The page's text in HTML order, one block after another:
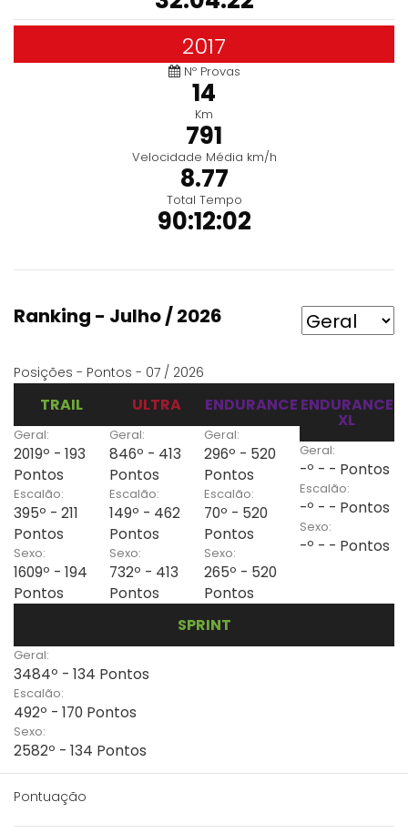
2017
Nº Provas
14
Km
791
Velocidade Média km/h
8.77
Total Tempo
90:12:02
Ranking - Julho / 2026
Posições - Pontos - 07 / 2026
TRAIL
Geral:
2019º - 193
Pontos
Escalão:
395º - 211
Pontos
Sexo:
1609º - 194
Pontos
ULTRA
Geral:
846º - 413
Pontos
Escalão:
149º - 462
Pontos
Sexo:
732º - 413
Pontos
ENDURANCE
Geral:
296º - 520
Pontos
Escalão:
70º - 520
Pontos
Sexo:
265º - 520
Pontos
ENDURANCE
XL
Geral:
-º - - Pontos
Escalão:
-º - - Pontos
Sexo:
-º - - Pontos
SPRINT
Geral:
3484º - 134 Pontos
Escalão:
492º - 170 Pontos
Sexo:
2582º - 134 Pontos
Pontuação